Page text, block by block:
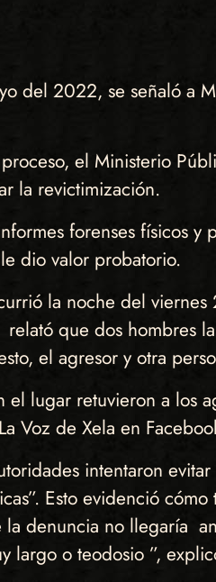
del 2022, se señaló a
el Ministerio
la revictimización.
forenses físicos
dio valor probatorio.
la noche del
que dos hombres
el agresor y otra
el lugar retuvieron a los
Voz de Xela en
intentaron
Esto evidenció
denuncia no llegaría
largo o teodosio ”,